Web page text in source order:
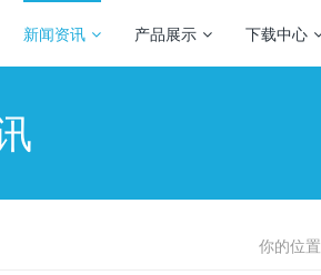
新闻资讯 产品展示 下载中心
你的位置